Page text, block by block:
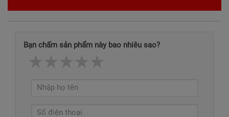
Bạn chấm sản phẩm này bao nhiêu sao?